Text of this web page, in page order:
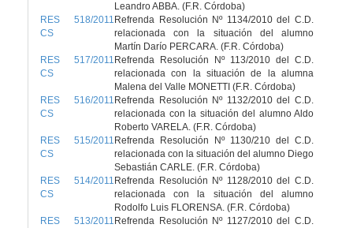
Leandro ABBA. (F.R. Córdoba)
RES 518/2011
CS
Refrenda Resolución Nº 1134/2010 del C.D.
relacionada con la situación del alumno
Martín Darío PERCARA. (F.R. Córdoba)
RES 517/2011
CS
Refrenda Resolución Nº 113/2010 del C.D.
relacionada con la situación de la alumna
Malena del Valle MONETTI (F.R. Córdoba)
RES 516/2011
CS
Refrenda Resolución Nº 1132/2010 del C.D.
relacionada con la situación del alumno Aldo
Roberto VARELA. (F.R. Córdoba)
RES 515/2011
CS
Refrenda Resolución Nº 1130/210 del C.D.
relacionada con la situación del alumno Diego
Sebastián CARLE. (F.R. Córdoba)
RES 514/2011
CS
Refrenda Resolución Nº 1128/2010 del C.D.
relacionada con la situación del alumno
Rodolfo Luis FLORENSA. (F.R. Córdoba)
RES 513/2011 Refrenda Resolución Nº 1127/2010 del C.D.